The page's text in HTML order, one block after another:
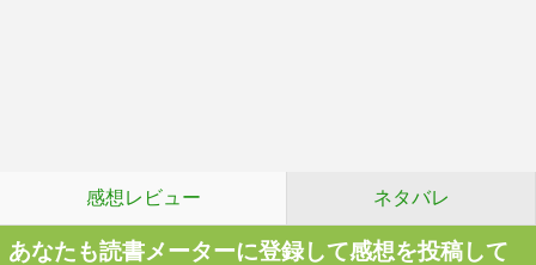
感想レビュー ネタバレ
あなたも読書メーターに登録して感想を投稿して